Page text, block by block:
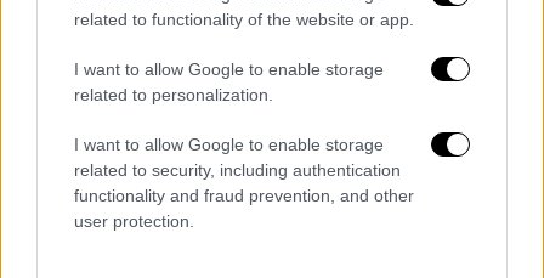
related to functionality of the website or app.
I want to allow Google to enable storage
related to personalization.
I want to allow Google to enable storage
related to security, including authentication
functionality and fraud prevention, and other
user protection.
POPULAR VIDEOS
Κεντρικό...|06.08.2026 20:05
Κεντρικό δελτίο ειδήσεων 06/08/2026